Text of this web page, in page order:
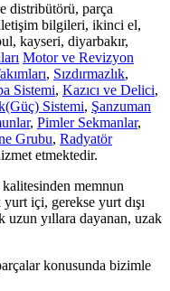
distribütörü, parça
bilgileri, ikinci el,
kayseri, diyarbakır,
Motor ve Revizyon
, Sızdırmazlık,
Sistemi, Kazıcı ve Delici,
Sistemi, Şanzuman
, Pimler Sekmanlar,
Grubu, Radyatör
etmektedir.
memnun
içi, gerekse yurt dışı
uzun yıllara dayanan, uzak
konusunda bizimle